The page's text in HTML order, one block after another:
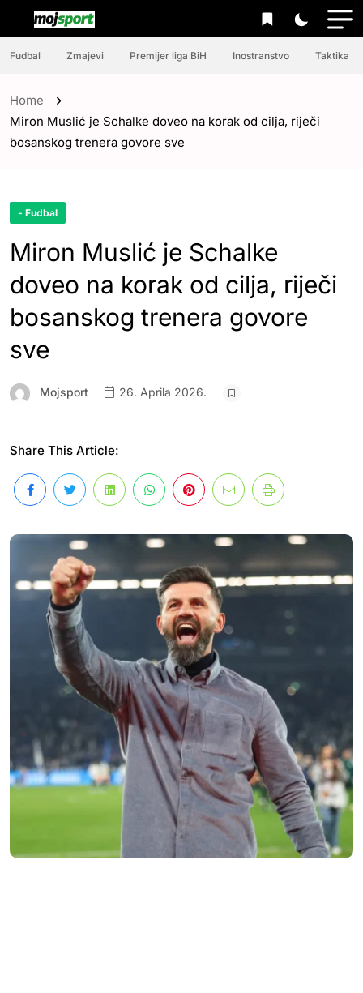
Fudbal Zmajevi Premijer liga BiH Inostranstvo Taktika
Home
Miron Muslić je Schalke doveo na korak od cilja, riječi
bosanskog trenera govore sve
- Fudbal
Miron Muslić je Schalke
doveo na korak od cilja, riječi
bosanskog trenera govore
sve
Mojsport 26. Aprila 2026.
Share This Article: